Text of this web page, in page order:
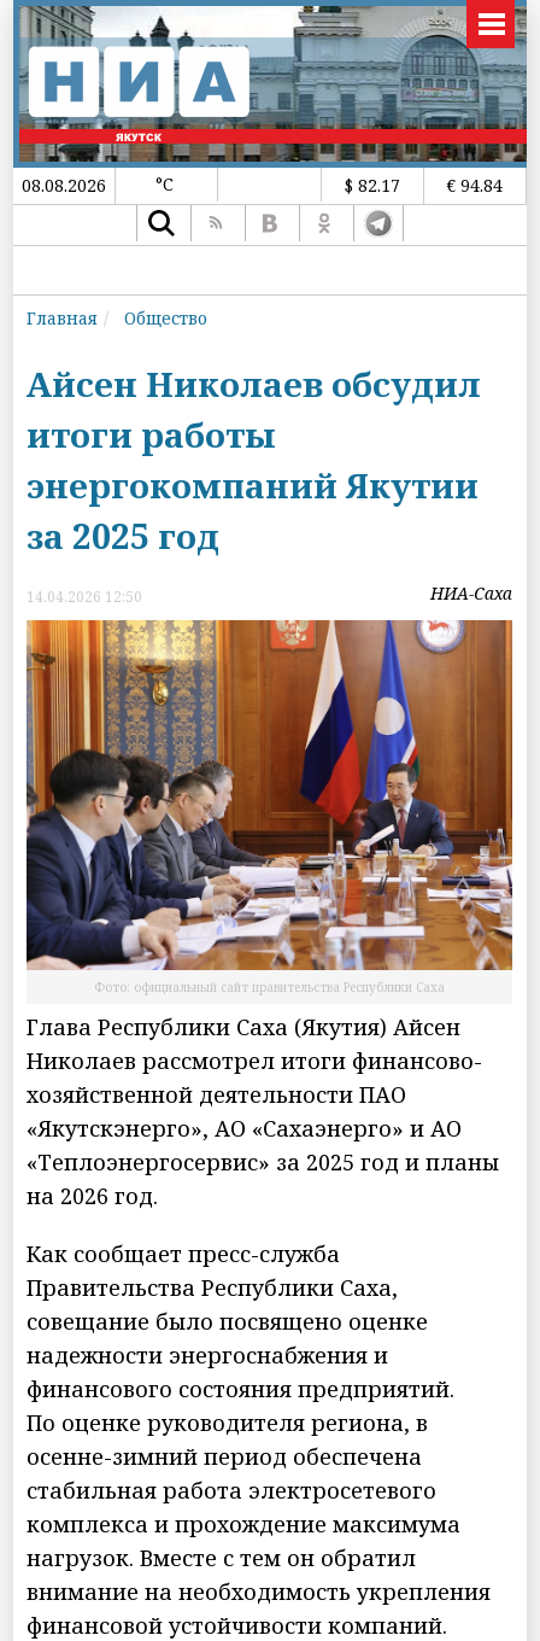
08.08.2026 °C $ 82.17 € 94.84
Главная Общество
Айсен Николаев обсудил
итоги работы
энергокомпаний Якутии
за 2025 год
14.04.2026 12:50 НИА-Саха
Фото: официальный сайт правительства Республики Саха
Глава Республики Саха (Якутия) Айсен
Николаев рассмотрел итоги финансово-
хозяйственной деятельности ПАО
«Якутскэнерго», АО «Сахаэнерго» и АО
«Теплоэнергосервис» за 2025 год и планы
на 2026 год.
Как сообщает пресс-служба
Правительства Республики Саха,
совещание было посвящено оценке
надежности энергоснабжения и
финансового состояния предприятий.
По оценке руководителя региона, в
осенне-зимний период обеспечена
стабильная работа электросетевого
комплекса и прохождение максимума
нагрузок. Вместе с тем он обратил
внимание на необходимость укрепления
финансовой устойчивости компаний.